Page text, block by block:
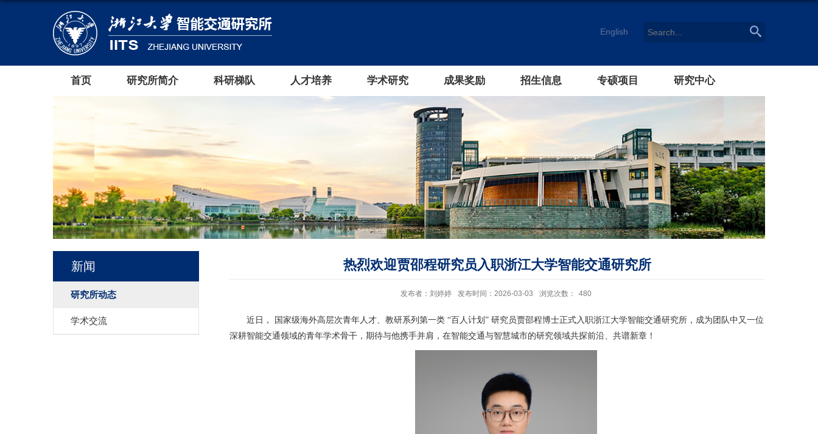
English
首页 研究所简介 科研梯队 人才培养 学术研究 成果奖励 招生信息 专硕项目 研究中心
新闻
研究所动态
学术交流
热烈欢迎贾邵程研究员入职浙江大学智能交通研究所
发布者：刘婷婷 发布时间：2026-03-03 浏览次数： 480
近日， 国家级海外高层次青年人才、教研系列第一类 “百人计划” 研究员贾邵程博士正式入职浙江大学智能交通研究所，成为团队中又一位
深耕智能交通领域的青年学术骨干，期待与他携手并肩，在智能交通与智慧城市的研究领域共探前沿、共谱新章！